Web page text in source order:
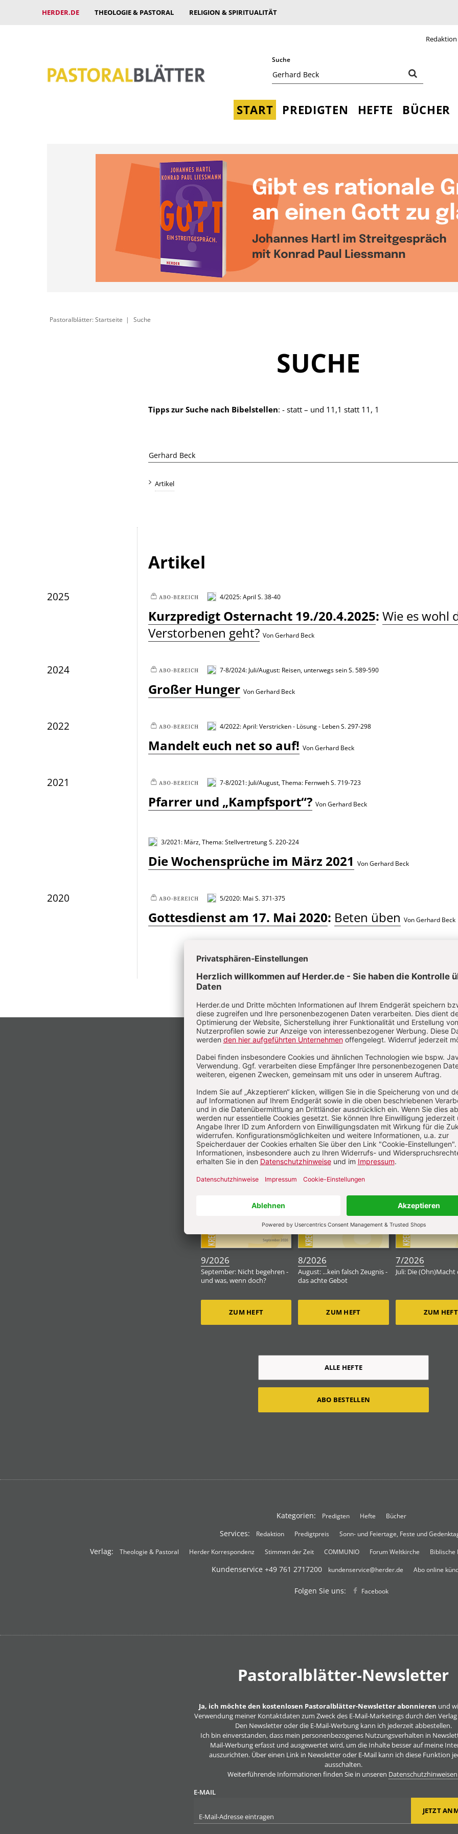
HERDER.DE THEOLOGIE & PASTORAL RELIGION & SPIRITUALITÄT
Redaktion
Suche
START PREDIGTEN HEFTE BÜCHER
Pastoralblätter: Startseite Suche
SUCHE
Tipps zur Suche nach Bibelstellen: - statt – und 11,1 statt 11, 1
Artikel
Artikel
2025 4/2025: April S. 38-40
Kurzpredigt Osternacht 19./20.4.2025: Wie es wohl
Verstorbenen geht? Von Gerhard Beck
2024 7-8/2024: Juli/August: Reisen, unterwegs sein S. 589-590
Großer Hunger Von Gerhard Beck
2022 4/2022: April: Verstricken - Lösung - Leben S. 297-298
Mandelt euch net so auf! Von Gerhard Beck
2021 7-8/2021: Juli/August, Thema: Fernweh S. 719-723
Pfarrer und „Kampfsport“? Von Gerhard Beck
3/2021: März, Thema: StellvertretungS. 220-224
Die Wochensprüche im März 2021 Von Gerhard Beck
2020 5/2020: Mai S. 371-375
Gottesdienst am 17. Mai 2020: Beten üben Von Gerhard Beck
Aktuelle Hefte
9/2026
September: Nicht begehren -
und was, wenn doch?
ZUM HEFT
8/2026
August: ...kein falsch Zeugnis -
das achte Gebot
ZUM HEFT
7/2026
Juli: Die
ZUM HEFT
ALLE HEFTE
ABO BESTELLEN
Kategorien: Predigten Hefte Bücher
Services: Redaktion Predigtpreis Sonn- und Feiertage, Feste und
Verlag: Theologie & Pastoral Herder Korrespondenz Stimmen der Zeit COMMUNIO Forum Weltkirche Biblische
Kundenservice +49 761 2717200 kundenservice@herder.de Abo online
Folgen Sie uns: Facebook
Pastoralblätter-Newsletter
Ja, ich möchte den kostenlosen Pastoralblätter-Newsletter abonnieren und
Verwendung meiner Kontaktdaten zum Zweck des E-Mail-Marketings durch den
Den Newsletter oder die E-Mail-Werbung kann ich jederzeit abbestellen.
Ich bin einverstanden, dass mein personenbezogenes Nutzungsverhalten in
Mail-Werbung erfasst und ausgewertet wird, um die Inhalte besser auf meine
auszurichten. Über einen Link in Newsletter oder E-Mail kann ich diese Funktion
ausschalten.
Weiterführende Informationen finden Sie in unseren Datenschutzhinweisen
E-MAIL
JETZT